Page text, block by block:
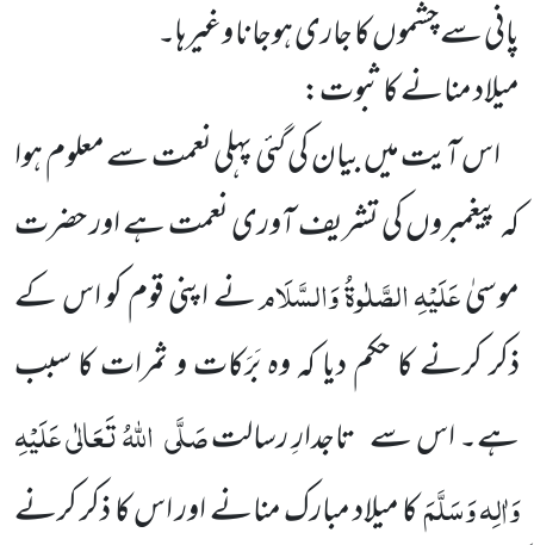
پانی سے چشموں کا جاری ہوجانا وغیرہا۔
میلاد منانے کا ثبوت:
اس آیت میں بیان کی گئی پہلی نعمت سے معلوم ہوا
کہ پیغمبروں کی تشریف آوری نعمت ہے اور حضرت
موسیٰعَلَیْہِالصَّلٰوۃُ وَالسَّلَامنے اپنی قوم کو اس کے
ذکر کرنے کا حکم دیا کہ وہ بَرَکات و ثمرات کا سبب
ہے۔ اس سے تاجدارِ رسالتصَلَّی اللہُ تَعَالٰی عَلَیْہِ
وَاٰلِہ وَسَلَّمَکا میلاد مبارک منانے اور اسکا ذکر کرنے